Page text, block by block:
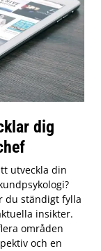
dig
utveckla din
du ständigt fylla
insikter.
områden
och en